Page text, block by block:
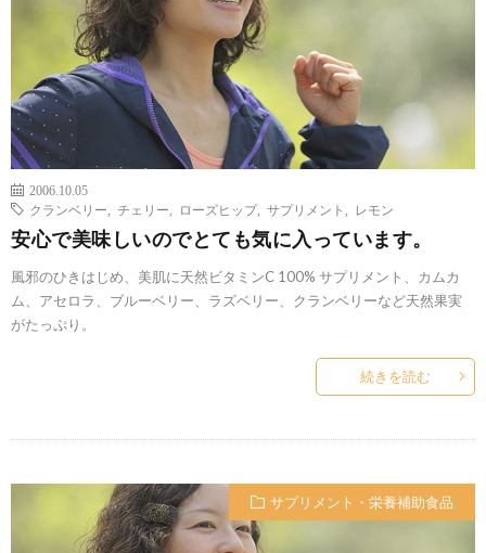
2006.10.05
クランベリー
チェリー ローズヒップ, サプリメント レモン
安心で美味しいのでとても気に入っています。
風邪のひきはじめ、美肌に天然ビタミンC 100% サプリメント、カムカ
ム、アセロラ、ブルーベリー、ラズベリー、クランベリーなど天然果実
がたっぷり。
続きを読む
サプリメント・栄養補助食品